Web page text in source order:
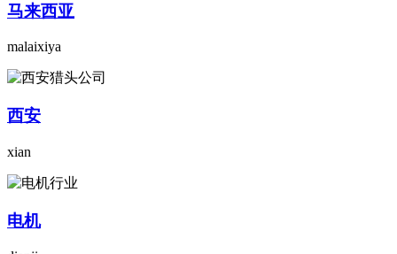
马来西亚
malaixiya
西安
xian
电机